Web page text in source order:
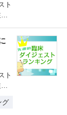
ト
ト
グ